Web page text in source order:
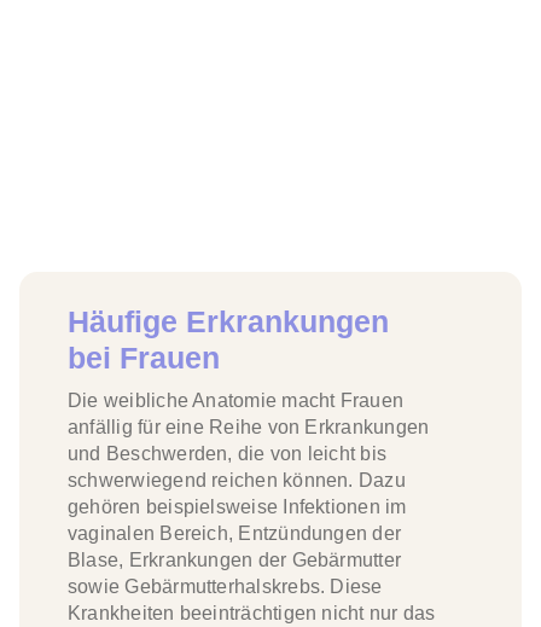
Häufige Erkrankungen
bei Frauen
Die weibliche Anatomie macht Frauen
anfällig für eine Reihe von Erkrankungen
und Beschwerden, die von leicht bis
schwerwiegend reichen können. Dazu
gehören beispielsweise Infektionen im
vaginalen Bereich, Entzündungen der
Blase, Erkrankungen der Gebärmutter
sowie Gebärmutterhalskrebs. Diese
Krankheiten beeinträchtigen nicht nur das